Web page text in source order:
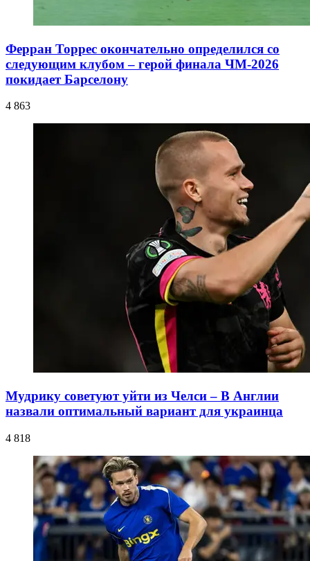
Ферран Торрес окончательно определился со
следующим клубом – герой финала ЧМ-2026
покидает Барселону
4 863
Мудрику советуют уйти из Челси – В Англии
назвали оптимальный вариант для украинца
4 818